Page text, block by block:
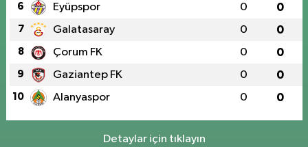
6 Eyüpspor 0 0
7 Galatasaray 0 0
8 Çorum FK 0 0
9 Gaziantep FK 0 0
10 Alanyaspor 0 0
Detaylar için tıklayın